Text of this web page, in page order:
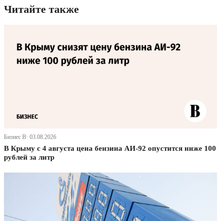
Читайте также
Бизнес В· 03.08.2026
В Крыму с 4 августа цена бензина АИ-92 опустится ниже 100
рублей за литр